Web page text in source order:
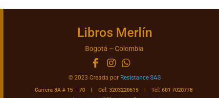
Libros Merlín
Bogotá – Colombia
© 2023 Creada por Resistance SAS
Carrera 8A # 15 – 70 | Cel: 3203220615 | Tel: 601 7020778